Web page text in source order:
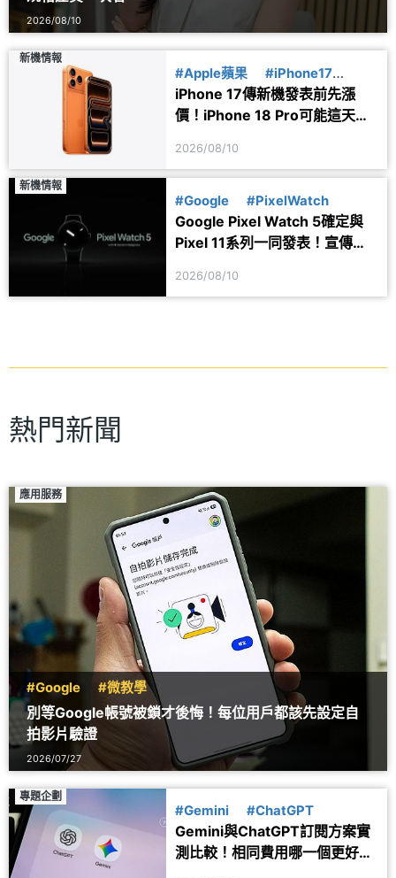
2026/08/10
新機情報
#Apple蘋果
#iPhone17
#iPhone18
iPhone 17傳新機發表前先漲
價！iPhone 18 Pro可能這天亮
2026/08/10
新機情報
#Google #PixelWatch
Google Pixel Watch 5確定與
Pixel 11系列一同發表！宣傳圖
2026/08/10
熱門新聞
應用服務
#Google #微教學
別等Google帳號被鎖才後悔！每位用戶都該先設定自
拍影片驗證
2026/07/27
專題企劃
#Gemini #ChatGPT
Gemini與ChatGPT訂閱方案實
測比較！相同費用哪一個更好